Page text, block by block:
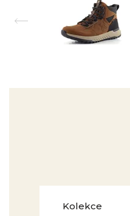
Kolekce